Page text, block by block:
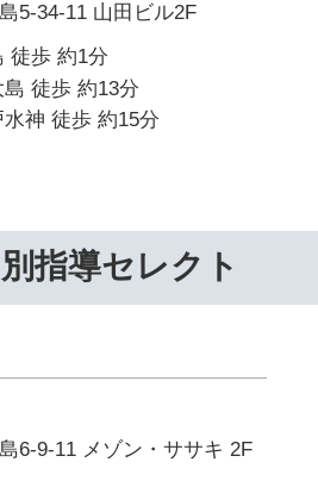
5-34-11 山田ビル2F
徒歩 約1分
徒歩 約13分
神 徒歩 約15分
指導セレクト
6-9-11 メゾン・ササキ 2F